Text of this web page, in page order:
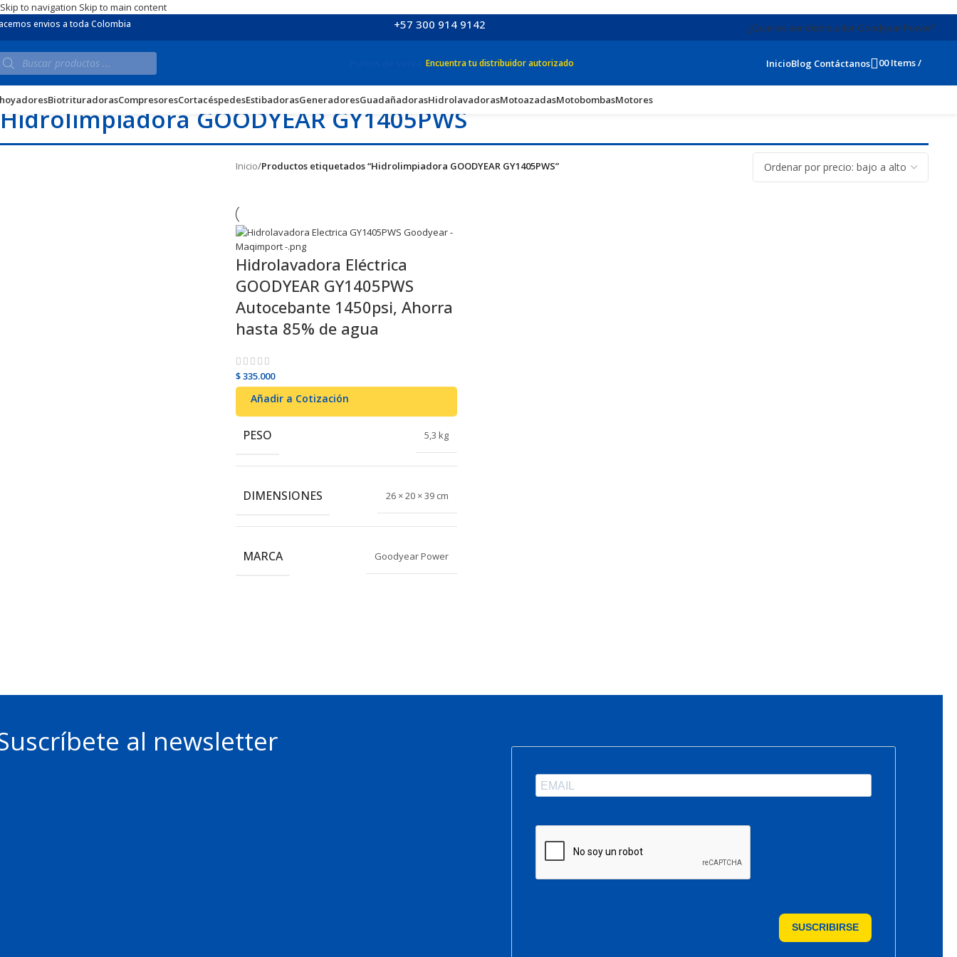
Skip to navigation Skip to main content
envios a toda Colombia +57 300 914 9142 ¿Quieres ser distribuidor Goodyear Power?
Encuentra tu distribuidor autorizado InicioBlog Contáctanos 00Items/
BiotrituradorasCompresoresCortacéspedesEstibadorasGeneradoresGuadañadorasHidrolavadorasMotoazadasMotobombasMotores
Hidrolimpiadora GOODYEAR GY1405PWS
Inicio/Productos etiquetados “Hidrolimpiadora GOODYEAR GY1405PWS”
Hidrolavadora Eléctrica
GOODYEAR GY1405PWS
Autocebante 1450psi, Ahorra
hasta 85% de agua
$335.000
Añadir al carrito
Añadir a Cotización
PESO 5,3 kg
DIMENSIONES 26 × 20 × 39 cm
MARCA Goodyear Power
al newsletter
SUSCRIBIRSE